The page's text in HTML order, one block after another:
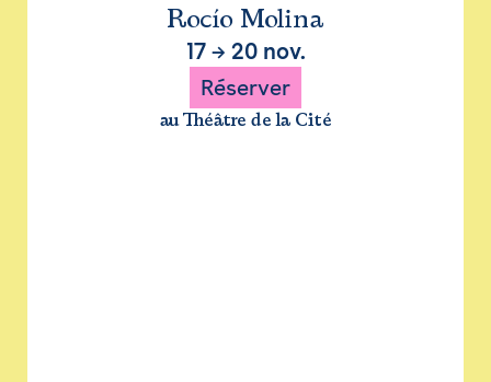
Rocío Molina
17→ 20 nov.
Réserver
au Théâtre de la Cité